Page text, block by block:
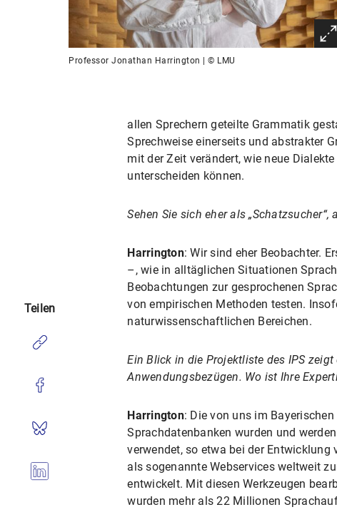
Professor Jonathan Harrington | © LMU
allen Sprechern geteilte Grammatik
Sprechweise einerseits und abstrakter
mit der Zeit verändert, wie neue
unterscheiden können.
Sehen Sie sich eher als „Schatzsucher“,
Harrington: Wir sind eher Beobachter.
–, wie in alltäglichen Situationen
Beobachtungen zur gesprochenen
von empirischen Methoden testen.
naturwissenschaftlichen Bereichen.
Ein Blick in die Projektliste des IPS
Anwendungsbezügen. Wo ist Ihre
Harrington: Die von uns im
Sprachdatenbanken wurden und
verwendet, so etwa bei der
als sogenannte Webservices weltweit
entwickelt. Mit diesen Werkzeugen
wurden mehr als 22 Millionen
Teilen